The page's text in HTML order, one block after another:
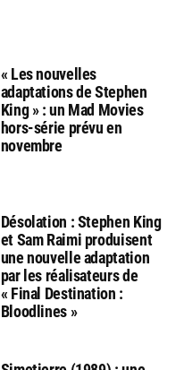
« Les nouvelles
adaptations de Stephen
King » : un Mad Movies
hors-série prévu en
novembre
Désolation : Stephen King
et Sam Raimi produisent
une nouvelle adaptation
par les réalisateurs de
« Final Destination :
Bloodlines »